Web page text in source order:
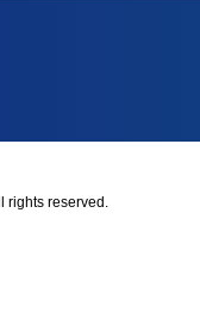
rights reserved.